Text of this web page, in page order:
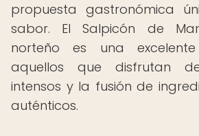
propuesta gastronómica
sabor. El Salpicón de
norteño es una
aquellos que disfrutan
intensos y la fusión de
auténticos.